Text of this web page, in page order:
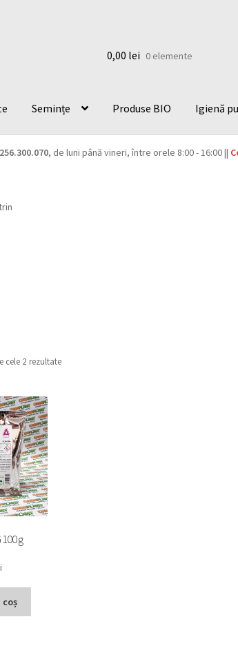
0,00 lei 0 elemente
Semințe Produse BIO Igienă
, de luni până vineri, între orele 8:00 - 16:00 ||
cele 2 rezultate
g
coș